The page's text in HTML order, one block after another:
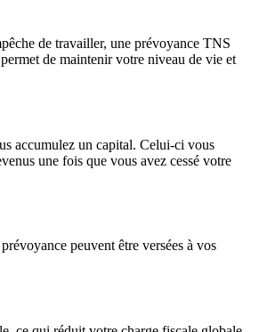
de travailler, une prévoyance TNS
de maintenir votre niveau de vie et
accumulez un capital. Celui-ci vous
une fois que vous avez cessé votre
peuvent être versées à vos